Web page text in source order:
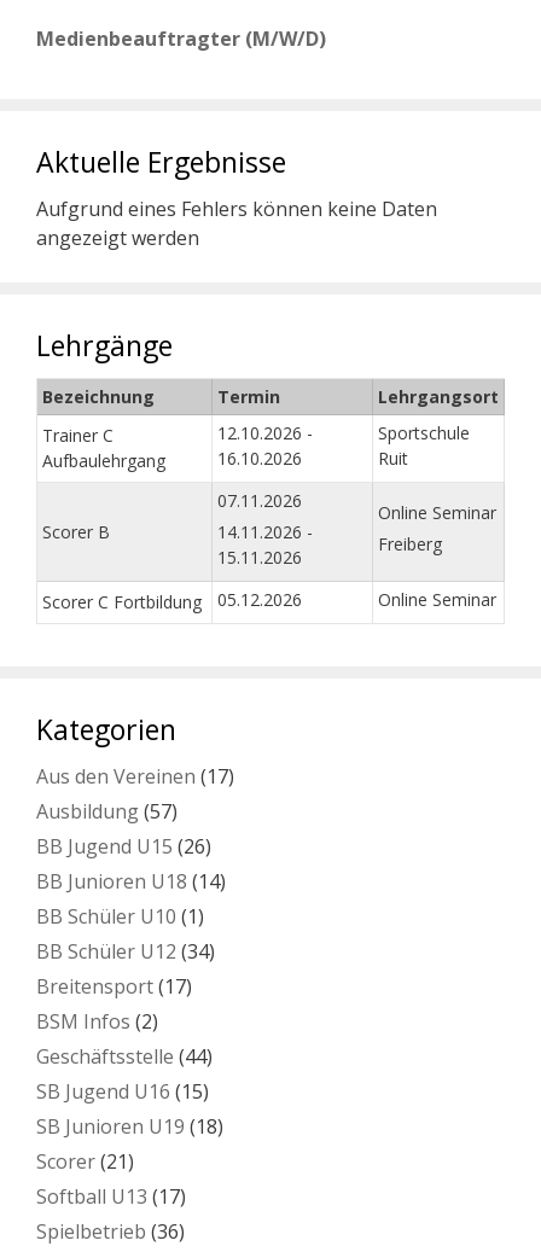
Medienbeauftragter (M/W/D)
Aktuelle Ergebnisse
Aufgrund eines Fehlers können keine Daten
angezeigt werden
Lehrgänge
Bezeichnung Termin
Lehrgangsort
Trainer C
Aufbaulehrgang
12.10.2026 -
16.10.2026
Sportschule
Ruit
Scorer B
07.11.2026
14.11.2026 -
15.11.2026
Online Seminar
Freiberg
Scorer C Fortbildung 05.12.2026 Online Seminar
Kategorien
Aus den Vereinen (17)
Ausbildung(57)
BB Jugend U15 (26)
BB Junioren U18 (14)
BB Schüler U10 (1)
BB Schüler U12 (34)
Breitensport(17)
BSM Infos (2)
Geschäftsstelle (44)
SB Jugend U16 (15)
SB Junioren U19 (18)
Scorer(21)
Softball U13 (17)
Spielbetrieb (36)